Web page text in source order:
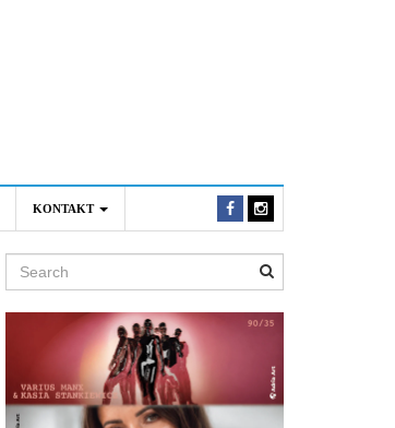
KONTAKT
Search